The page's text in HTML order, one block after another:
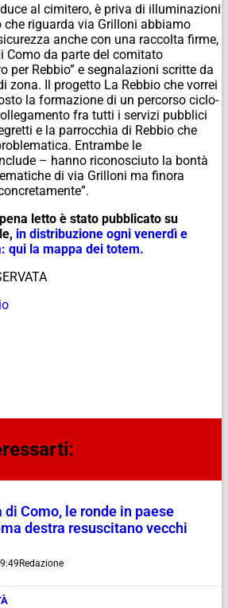
al cimitero, è priva di illuminazioni
riguarda via Grilloni abbiamo
anche con una raccolta firme,
Como da parte del comitato
per Rebbio” e segnalazioni scritte da
zona. Il progetto La Rebbio che vorrei
la formazione di un percorso ciclo-
fra tutti i servizi pubblici
e la parrocchia di Rebbio che
Entrambe le
– hanno riconosciuto la bontà
di via Grilloni ma finora
letto è stato pubblicato su
in distribuzione ogni venerdì e
qui la mappa dei totem.
di Como, le ronde in paese
destra resuscitano vecchi
Redazione